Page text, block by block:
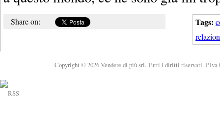
Tags:
Share on:
Copyright © 2026 Vendere di più srl. Tutti i diritti riservati. P.Iva